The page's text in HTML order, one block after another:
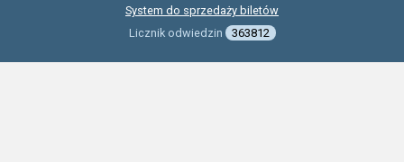
System do sprzedaży biletów
Licznik odwiedzin
363812